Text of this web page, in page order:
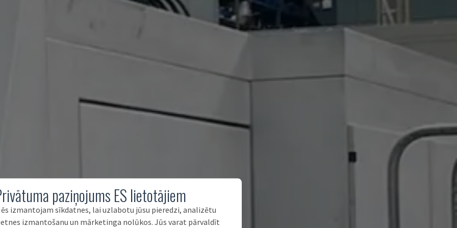
paziņojums ES lietotājiem
izmantojam sīkdatnes, lai uzlabotu jūsu pieredzi, analizētu
izmantošanu un mārketinga nolūkos. Jūs varat pārvaldīt